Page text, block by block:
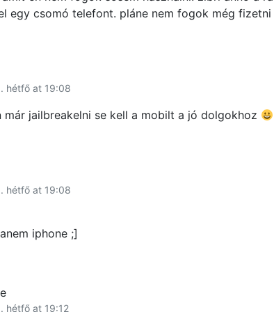
egy csomó telefont. pláne nem fogok még fizetni
hétfő at 19:08
már jailbreakelni se kell a mobilt a jó dolgokhoz
hétfő at 19:08
iphone ;]
hétfő at 19:12